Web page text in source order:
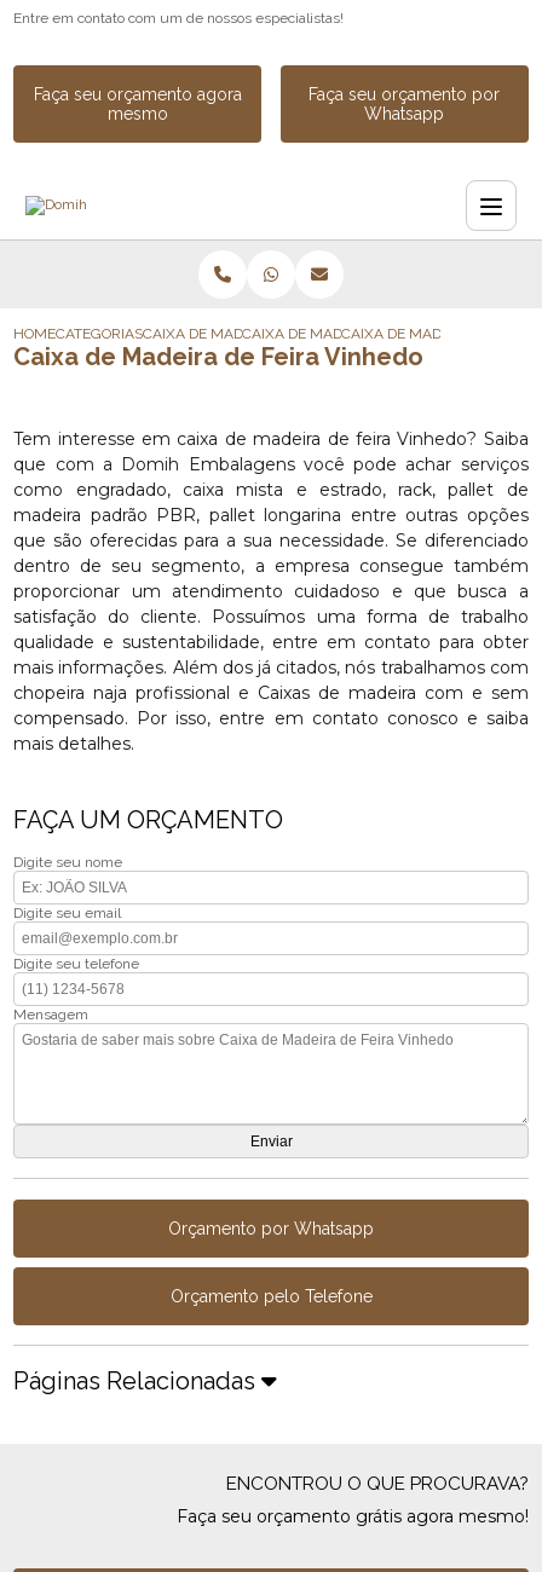
Entre em contato com um de nossos especialistas!
Faça seu orçamento agora
mesmo
Faça seu orçamento por
Whatsapp
HOMECATEGORIASCAIXA DE MADEIRACAIXA DE MADEIRA SOB MEDIDA
CAIXA DE MADEIRA DE
Caixa de Madeira de Feira Vinhedo
Tem interesse em caixa de madeira de feira Vinhedo? Saiba
que com a Domih Embalagens você pode achar serviços
como engradado, caixa mista e estrado, rack, pallet de
madeira padrão PBR, pallet longarina entre outras opções
que são oferecidas para a sua necessidade. Se diferenciado
dentro de seu segmento, a empresa consegue também
proporcionar um atendimento cuidadoso e que busca a
satisfação do cliente. Possuímos uma forma de trabalho
qualidade e sustentabilidade, entre em contato para obter
mais informações. Além dos já citados, nós trabalhamos com
chopeira naja profissional e Caixas de madeira com e sem
compensado. Por isso, entre em contato conosco e saiba
mais detalhes.
FAÇA UM ORÇAMENTO
Digite seu nome
Digite seu email
Digite seu telefone
Mensagem
Orçamento por Whatsapp
Orçamento pelo Telefone
Páginas Relacionadas
ENCONTROU O QUE PROCURAVA?
Faça seu orçamento grátis agora mesmo!